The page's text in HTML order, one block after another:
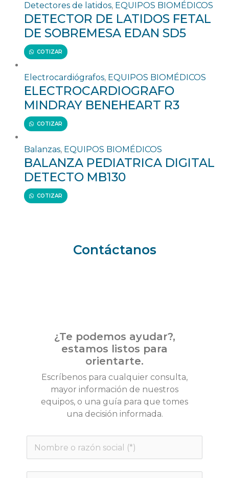
Detectores de latidos, EQUIPOS BIOMÉDICOS
DETECTOR DE LATIDOS FETAL
DE SOBREMESA EDAN SD5
COTIZAR
Electrocardiógrafos, EQUIPOS BIOMÉDICOS
ELECTROCARDIOGRAFO
MINDRAY BENEHEART R3
COTIZAR
Balanzas, EQUIPOS BIOMÉDICOS
BALANZA PEDIATRICA DIGITAL
DETECTO MB130
COTIZAR
Contáctanos
¿Te podemos ayudar?,
estamos listos para
orientarte.
Escríbenos para cualquier consulta,
mayor información de nuestros
equipos, o una guía para que tomes
una decisión informada.